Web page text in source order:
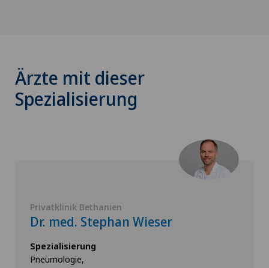
Ärzte mit dieser
Spezialisierung
Privatklinik Bethanien
Dr. med. Stephan Wieser
Spezialisierung
Pneumologie,